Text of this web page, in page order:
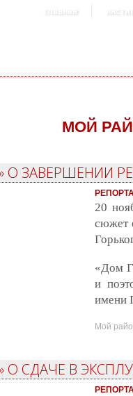
главная
МОЙ
О ЗАВЕРШЕНИИ
20
сюжет
«Дом
и
имени
Мой
О СДАЧЕ В